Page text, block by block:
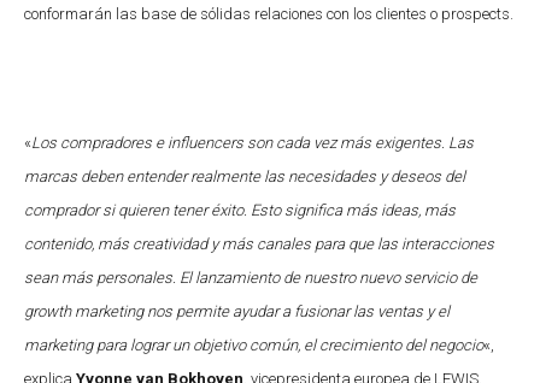
conformarán las base de sólidas relaciones con los clientes o prospects.
«Los compradores e influencers son cada vez más exigentes. Las
marcas deben entender realmente las necesidades y deseos del
comprador si quieren tener éxito. Esto significa más ideas, más
contenido, más creatividad y más canales para que las interacciones
sean más personales. El lanzamiento de nuestro nuevo servicio de
growth marketing nos permite ayudar a fusionar las ventas y el
marketing para lograr un objetivo común, el crecimiento del negocio«,
explica Yvonne van Bokhoven , vicepresidenta europea de LEWIS.